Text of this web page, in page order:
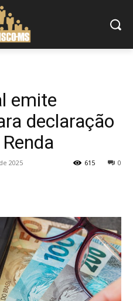
emite
declaração
2025 0
615